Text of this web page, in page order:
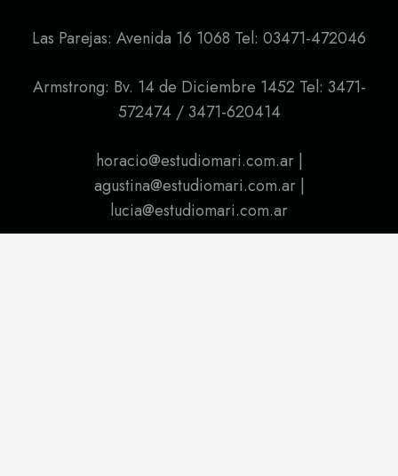
Las Parejas: Avenida 16 1068 Tel: 03471-472046
Armstrong: Bv. 14 de Diciembre 1452 Tel: 3471-
572474 / 3471-620414
horacio@estudiomari.com.ar |
agustina@estudiomari.com.ar |
lucia@estudiomari.com.ar